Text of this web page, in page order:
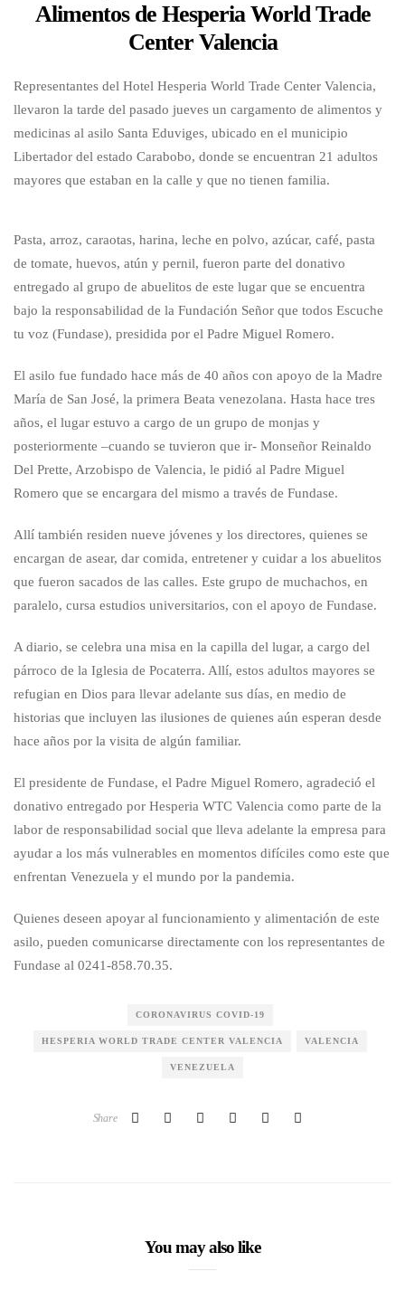
Alimentos de Hesperia World Trade
Center Valencia
Representantes del Hotel Hesperia World Trade Center Valencia,
llevaron la tarde del pasado jueves un cargamento de alimentos y
medicinas al asilo Santa Eduviges, ubicado en el municipio
Libertador del estado Carabobo, donde se encuentran 21 adultos
mayores que estaban en la calle y que no tienen familia.
Pasta, arroz, caraotas, harina, leche en polvo, azúcar, café, pasta
de tomate, huevos, atún y pernil, fueron parte del donativo
entregado al grupo de abuelitos de este lugar que se encuentra
bajo la responsabilidad de la Fundación Señor que todos Escuche
tu voz (Fundase), presidida por el Padre Miguel Romero.
El asilo fue fundado hace más de 40 años con apoyo de la Madre
María de San José, la primera Beata venezolana. Hasta hace tres
años, el lugar estuvo a cargo de un grupo de monjas y
posteriormente –cuando se tuvieron que ir- Monseñor Reinaldo
Del Prette, Arzobispo de Valencia, le pidió al Padre Miguel
Romero que se encargara del mismo a través de Fundase.
Allí también residen nueve jóvenes y los directores, quienes se
encargan de asear, dar comida, entretener y cuidar a los abuelitos
que fueron sacados de las calles. Este grupo de muchachos, en
paralelo, cursa estudios universitarios, con el apoyo de Fundase.
A diario, se celebra una misa en la capilla del lugar, a cargo del
párroco de la Iglesia de Pocaterra. Allí, estos adultos mayores se
refugian en Dios para llevar adelante sus días, en medio de
historias que incluyen las ilusiones de quienes aún esperan desde
hace años por la visita de algún familiar.
El presidente de Fundase, el Padre Miguel Romero, agradeció el
donativo entregado por Hesperia WTC Valencia como parte de la
labor de responsabilidad social que lleva adelante la empresa para
ayudar a los más vulnerables en momentos difíciles como este que
enfrentan Venezuela y el mundo por la pandemia.
Quienes deseen apoyar al funcionamiento y alimentación de este
asilo, pueden comunicarse directamente con los representantes de
Fundase al 0241-858.70.35.
CORONAVIRUS COVID-19
HESPERIA WORLD TRADE CENTER VALENCIA VALENCIA
VENEZUELA
Share
You may also like